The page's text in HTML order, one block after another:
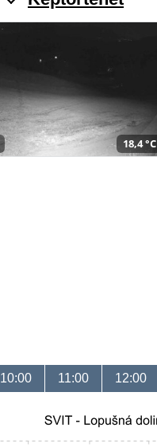
18,4 °C
10:00 11:00 12:00